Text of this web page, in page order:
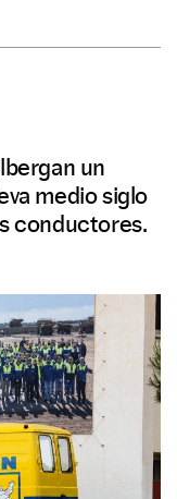
un
medio siglo
conductores.